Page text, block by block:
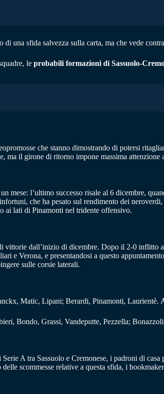
una sfida salvezza sulla carta, ma che vede
le probabili formazioni di Sassuolo-
che stanno dimostrando di potersi
ma il girone di ritorno impone massima
mese: l’ultimo successo risale al 6 dicembre,
che ha pesato sul rendimento dei
ai lati di Pinamonti nel tridente offensivo.
vittorie dall’inizio di dicembre. Dopo il 2-0 inflitto
e Verona, e presentandosi a questo
sulle corsie laterali.
Matic, Lipani; Berardi, Pinamonti, Laurientè.
Bondo, Grassi, Vandeputte, Pezzella;
A tra Sassuolo e Cremonese, i padroni di
scommesse relative a questa sfida, i